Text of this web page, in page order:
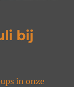
bij
in onze